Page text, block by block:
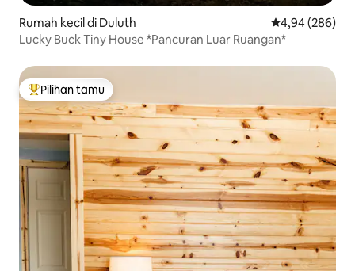
Rumah kecil di Duluth Nilai rata-rata
4,94 (286)
Lucky Buck Tiny House *Pancuran Luar Ruangan*
Pilihan tamu terpopuler
Pilihan tamu